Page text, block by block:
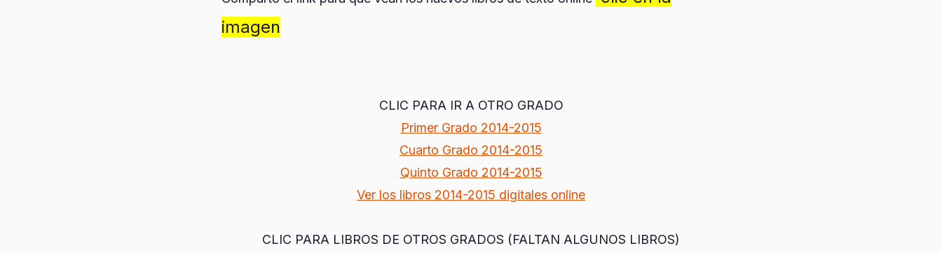
imagen
CLIC PARA IR A OTRO GRADO
Primer Grado 2014-2015
Cuarto Grado 2014-2015
Quinto Grado 2014-2015
Ver los libros 2014-2015 digitales online
CLIC PARA LIBROS DE OTROS GRADOS (FALTAN ALGUNOS LIBROS)